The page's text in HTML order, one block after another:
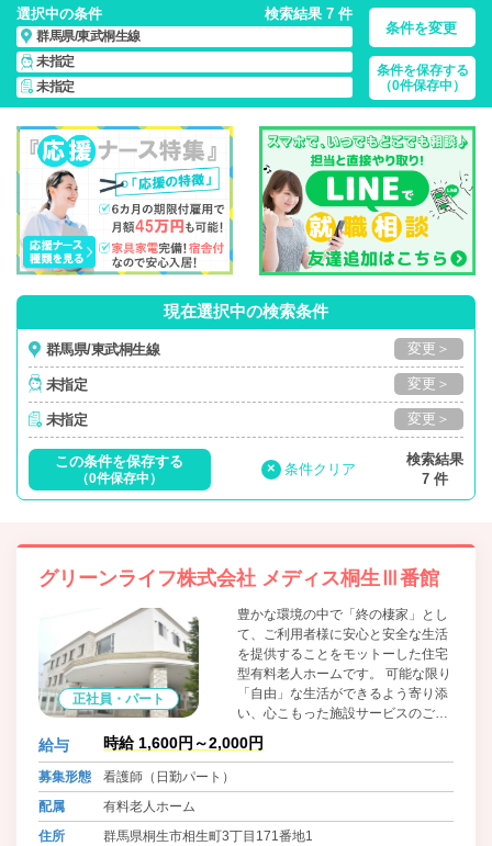
選択中の条件 検索結果 7 件
群馬県/東武桐生線
未指定
未指定
条件を変更
条件を保存する
（0件保存中）
群馬県/東武桐生線/正社員・パート・応援ナース・派遣の 看護
師求人・派遣・転職・募集一覧
現在選択中の検索条件
群馬県/東武桐生線 変更＞
未指定 変更＞
未指定 変更＞
この条件を保存する
（0件保存中）
× 条件クリア
検索結果
7 件
グリーンライフ株式会社 メディス桐生Ⅲ番館
正社員・パート
豊かな環境の中で「終の棲家」とし
て、ご利用者様に安心と安全な生活
を提供することをモットーした住宅
型有料老人ホームです。 可能な限り
「自由」な生活ができるよう寄り添
い、心こもった施設サービスのご提
供・個別性を重視した介護保険サー
ビスのご提案をさせていただきま
まで医療機関と連携を図り、「終の
行ってまいります。
給与 時給 1,600円～2,000円
募集形態
看護師（日勤パート）
配属
有料老人ホーム
住所
群馬県桐生市相生町3丁目171番地1